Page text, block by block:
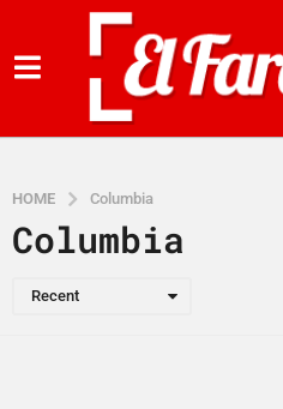
HOME Columbia
Columbia
Recent